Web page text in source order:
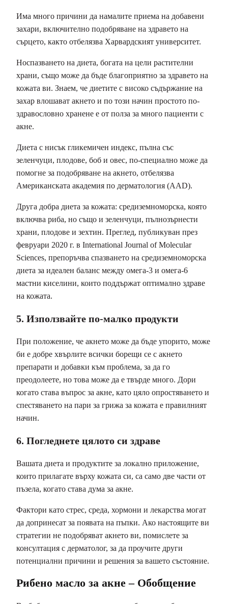
Има много причини да намалите приема на добавени
захари, включително подобряване на здравето на
сърцето, както отбелязва Харвардският университет.
Носпазването на диета, богата на цели растителни
храни, също може да бъде благоприятно за здравето на
кожата ви. Знаем, че диетите с високо съдържание на
захар влошават акнето и по този начин простото по-
здравословно хранене е от полза за много пациенти с
акне.
Диета с нисък гликемичен индекс, пълна със
зеленчуци, плодове, боб и овес, по-специално може да
помогне за подобряване на акнето, отбелязва
Американската академия по дерматология (AAD).
Друга добра диета за кожата: средиземноморска, която
включва риба, но също и зеленчуци, пълнозърнести
храни, плодове и зехтин. Преглед, публикуван през
февруари 2020 г. в International Journal of Molecular
Sciences, препоръчва спазването на средиземноморска
диета за идеален баланс между омега-3 и омега-6
мастни киселини, които поддържат оптимално здраве
на кожата.
5. Използвайте по-малко продукти
При положение, че акнето може да бъде упорито, може
би е добре хвърлите всички борещи се с акнето
препарати и добавки към проблема, за да го
преодолеете, но това може да е твърде много. Дори
когато става въпрос за акне, като цяло опростяването и
спестяването на пари за грижа за кожата е правилният
начин.
6. Погледнете цялото си здраве
Вашата диета и продуктите за локално приложение,
които прилагате върху кожата си, са само две части от
пъзела, когато става дума за акне.
Фактори като стрес, среда, хормони и лекарства могат
да допринесат за появата на пъпки. Ако настоящите ви
стратегии не подобряват акнето ви, помислете за
консултация с дерматолог, за да проучите други
потенциални причини и решения за вашето състояние.
Рибено масло за акне – Обобщение